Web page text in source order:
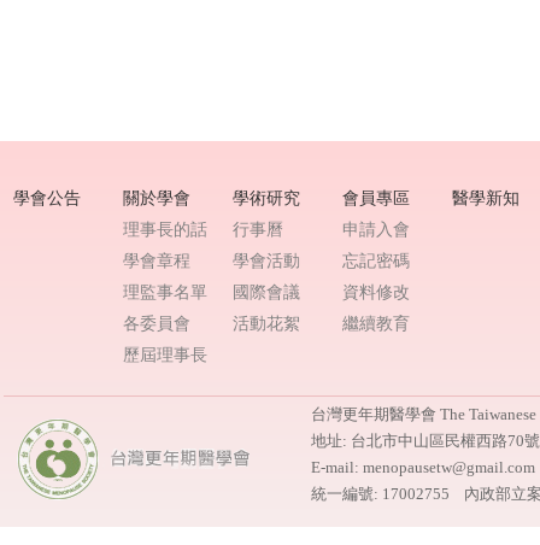
學會公告
關於學會
理事長的話
學會章程
理監事名單
各委員會
歷屆理事長
學術研究
行事曆
學會活動
國際會議
活動花絮
會員專區
申請入會
忘記密碼
資料修改
繼續教育
醫學新知
台灣更年期醫學會 The
地址: 台北市中山區民權西路70
E-mail:
統一編號: 17002755 內政部立